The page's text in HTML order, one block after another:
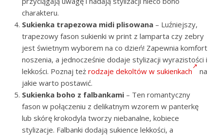
charakteru.
Sukienka trapezowa midi plisowana – Luźniejszy,
trapezowy fason sukienki w print z lamparta czy zebry
jest świetnym wyborem na co dzień! Zapewnia komfort
noszenia, a jednocześnie dodaje stylizacji wyrazistości i
lekkości. Poznaj też rodzaje dekoltów w sukienkach
na
jakie warto postawić.
Sukienka boho z falbankami – Ten romantyczny
fason w połączeniu z delikatnym wzorem w panterkę
lub skórę krokodyla tworzy niebanalne, kobiece
stylizacje. Falbanki dodają sukience lekkości, a